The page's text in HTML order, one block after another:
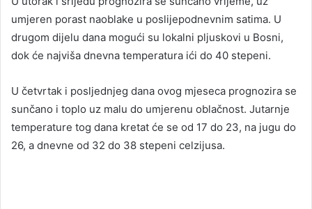
umjeren porast naoblake u poslijepodnevnim satima. U
drugom dijelu dana mogući su lokalni pljuskovi u Bosni,
dok će najviša dnevna temperatura ići do 40 stepeni.
U četvrtak i posljednjeg dana ovog mjeseca prognozira se
sunčano i toplo uz malu do umjerenu oblačnost. Jutarnje
temperature tog dana kretat će se od 17 do 23, na jugu do
26, a dnevne od 32 do 38 stepeni celzijusa.